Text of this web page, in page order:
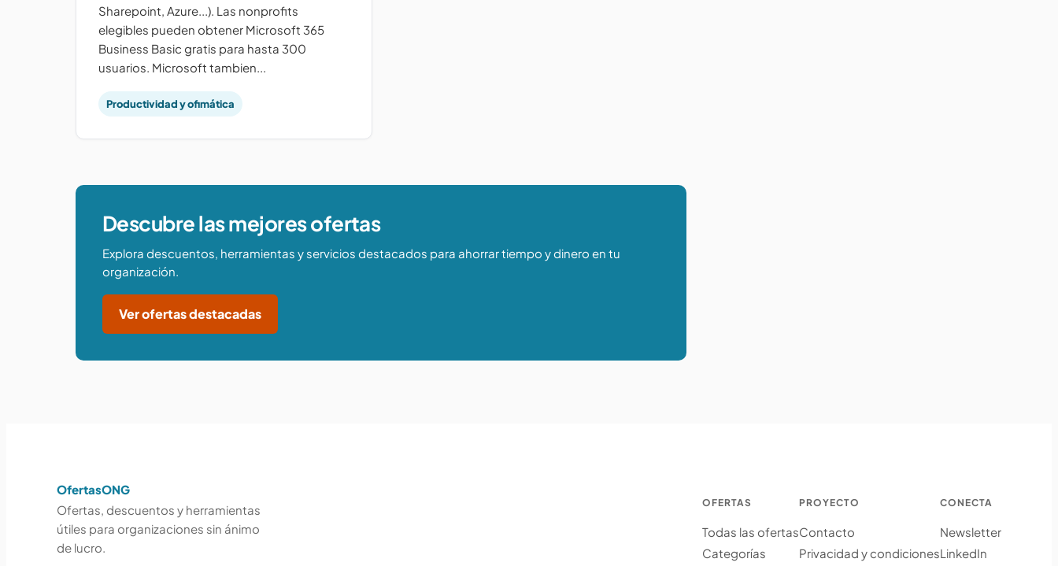
Sharepoint, Azure...). Las nonprofits
elegibles pueden obtener Microsoft 365
Business Basic gratis para hasta 300
usuarios. Microsoft tambien...
Productividad y ofimática
Descubre las mejores ofertas
Explora descuentos, herramientas y servicios destacados para ahorrar tiempo y dinero en tu
organización.
Ver ofertas destacadas
OfertasONG
Ofertas, descuentos y herramientas
útiles para organizaciones sin ánimo
de lucro.
OFERTAS
Todas las ofertas
Categorías
PROYECTO
Contacto
Privacidad y condiciones
CONECTA
Newsletter
LinkedIn